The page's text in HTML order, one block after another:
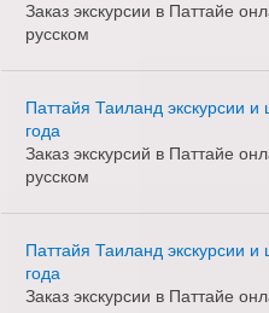
Заказ экскурсии в Паттайе
русском
Паттайя Таиланд экскурсии
года
Заказ экскурсий в Паттайе
русском
Паттайя Таиланд экскурсии
года
Заказ экскурсии в Паттайе